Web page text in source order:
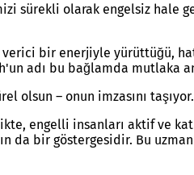
sürekli olarak engelsiz hale
verici bir enerjiyle yürüttüğü,
adı bu bağlamda mutlaka
olsun – onun imzasını taşıyor.
engelli insanları aktif ve
da bir göstergesidir. Bu